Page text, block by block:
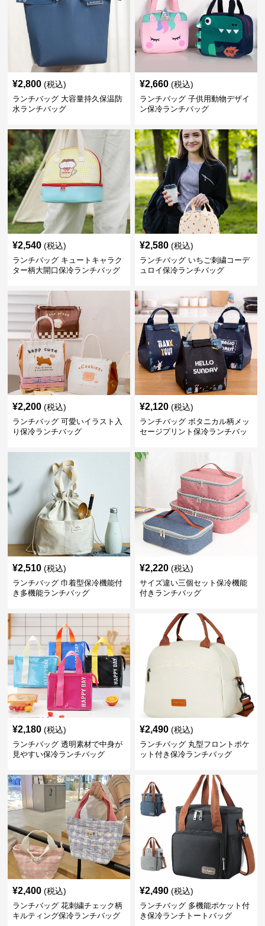
¥2,800 (税込)
ランチバッグ 大容量持久保温防
水ランチバッグ
¥2,660 (税込)
ランチバッグ 子供用動物デザイ
ン保冷ランチバッグ
¥2,540 (税込)
ランチバッグ キュートキャラク
ター柄大開口保冷ランチバッグ
¥2,580 (税込)
ランチバッグ いちご刺繍コーデ
ュロイ保冷ランチバッグ
¥2,200 (税込)
ランチバッグ 可愛いイラスト入
り保冷ランチバッグ
¥2,120 (税込)
ランチバッグ ボタニカル柄メッ
セージプリント保冷ランチバッ
¥2,510 (税込)
ランチバッグ 巾着型保冷機能付
き多機能ランチバッグ
¥2,220 (税込)
サイズ違い三個セット保冷機能
付きランチバッグ
¥2,180 (税込)
ランチバッグ 透明素材で中身が
見やすい保冷ランチバッグ
¥2,490 (税込)
ランチバッグ 丸型フロントポケ
ット付き保冷ランチバッグ
¥2,400 (税込)
ランチバッグ 花刺繍チェック柄
キルティング保冷ランチバッグ
¥2,490 (税込)
ランチバッグ 多機能ポケット付
き保冷ランチトートバッグ